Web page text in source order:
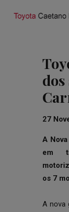
27
A
em
os 7
A nova